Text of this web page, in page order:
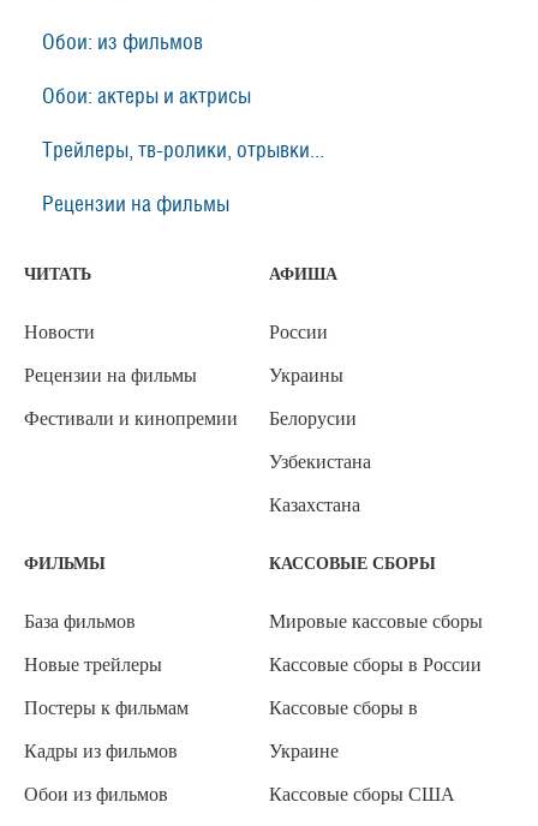
Обои: из фильмов
Обои: актеры и актрисы
Трейлеры, тв-ролики, отрывки...
Рецензии на фильмы
ЧИТАТЬ
Новости
Рецензии на фильмы
Фестивали и кинопремии
АФИША
России
Украины
Белорусии
Узбекистана
Казахстана
ФИЛЬМЫ
База фильмов
Новые трейлеры
Постеры к фильмам
Кадры из фильмов
Обои из фильмов
КАССОВЫЕ СБОРЫ
Мировые кассовые сборы
Кассовые сборы в России
Кассовые сборы в
Украине
Кассовые сборы США